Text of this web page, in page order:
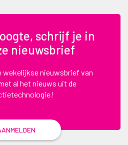
schrijf je in
nieuwsbrief
wekelijkse nieuwsbrief van
al het nieuws uit de